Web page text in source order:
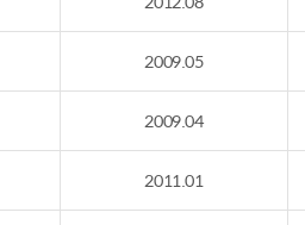
2009.05
2009.04
2011.01